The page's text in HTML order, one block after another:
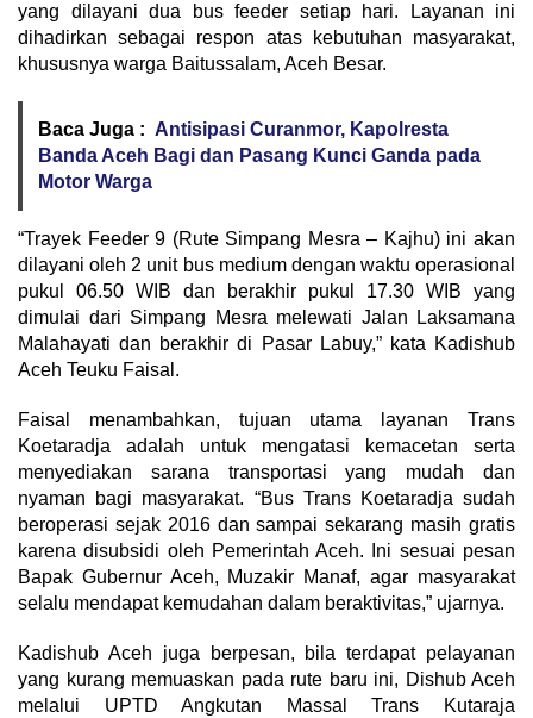
yang dilayani dua bus feeder setiap hari. Layanan ini
dihadirkan sebagai respon atas kebutuhan masyarakat,
khususnya warga Baitussalam, Aceh Besar.
Baca Juga : Antisipasi Curanmor, Kapolresta
Banda Aceh Bagi dan Pasang Kunci Ganda pada
Motor Warga
“Trayek Feeder 9 (Rute Simpang Mesra – Kajhu) ini akan
dilayani oleh 2 unit bus medium dengan waktu operasional
pukul 06.50 WIB dan berakhir pukul 17.30 WIB yang
dimulai dari Simpang Mesra melewati Jalan Laksamana
Malahayati dan berakhir di Pasar Labuy,” kata Kadishub
Aceh Teuku Faisal.
Faisal menambahkan, tujuan utama layanan Trans
Koetaradja adalah untuk mengatasi kemacetan serta
menyediakan sarana transportasi yang mudah dan
nyaman bagi masyarakat. “Bus Trans Koetaradja sudah
beroperasi sejak 2016 dan sampai sekarang masih gratis
karena disubsidi oleh Pemerintah Aceh. Ini sesuai pesan
Bapak Gubernur Aceh, Muzakir Manaf, agar masyarakat
selalu mendapat kemudahan dalam beraktivitas,” ujarnya.
Kadishub Aceh juga berpesan, bila terdapat pelayanan
yang kurang memuaskan pada rute baru ini, Dishub Aceh
melalui UPTD Angkutan Massal Trans Kutaraja